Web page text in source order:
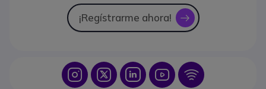
¡Regístrarme ahora! icon
Icon IconIcon Icon Icon